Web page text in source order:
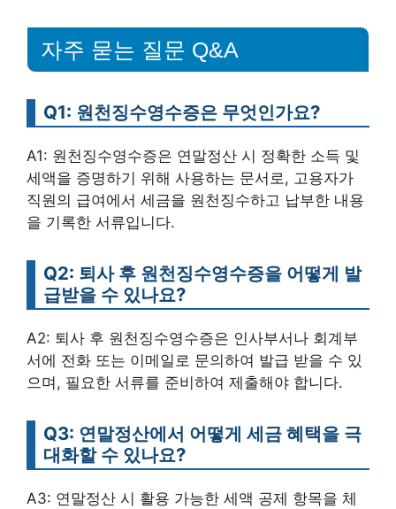
자주 묻는 질문 Q&A
Q1: 원천징수영수증은 무엇인가요?
A1: 원천징수영수증은 연말정산 시 정확한 소득 및
세액을 증명하기 위해 사용하는 문서로, 고용자가
직원의 급여에서 세금을 원천징수하고 납부한 내용
을 기록한 서류입니다.
Q2: 퇴사 후 원천징수영수증을 어떻게 발
급받을 수 있나요?
A2: 퇴사 후 원천징수영수증은 인사부서나 회계부
서에 전화 또는 이메일로 문의하여 발급 받을 수 있
으며, 필요한 서류를 준비하여 제출해야 합니다.
Q3: 연말정산에서 어떻게 세금 혜택을 극
대화할 수 있나요?
A3: 연말정산 시 활용 가능한 세액 공제 항목을 체